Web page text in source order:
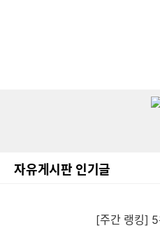
자유게시판 인기글
[주간 랭킹] 5